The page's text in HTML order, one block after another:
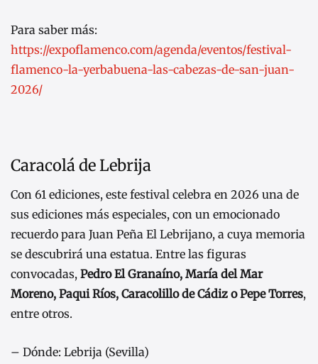
Para saber más:
https://expoflamenco.com/agenda/eventos/festival-
flamenco-la-yerbabuena-las-cabezas-de-san-juan-
2026/
Caracolá de Lebrija
Con 61 ediciones, este festival celebra en 2026 una de
sus ediciones más especiales, con un emocionado
recuerdo para Juan Peña El Lebrijano, a cuya memoria
se descubrirá una estatua. Entre las figuras
convocadas, Pedro El Granaíno, María del Mar
Moreno, Paqui Ríos, Caracolillo de Cádiz o Pepe Torres,
entre otros.
– Dónde: Lebrija (Sevilla)